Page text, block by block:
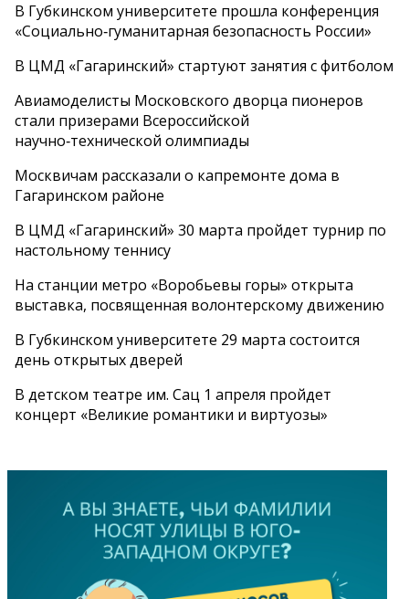
В Губкинском университете прошла конференция
«Социально‑гуманитарная безопасность России»
В ЦМД «Гагаринский» стартуют занятия с фитболом
Авиамоделисты Московского дворца пионеров
стали призерами Всероссийской
научно‑технической олимпиады
Москвичам рассказали о капремонте дома в
Гагаринском районе
В ЦМД «Гагаринский» 30 марта пройдет турнир по
настольному теннису
На станции метро «Воробьевы горы» открыта
выставка, посвященная волонтерскому движению
В Губкинском университете 29 марта состоится
день открытых дверей
В детском театре им. Сац 1 апреля пройдет
концерт «Великие романтики и виртуозы»